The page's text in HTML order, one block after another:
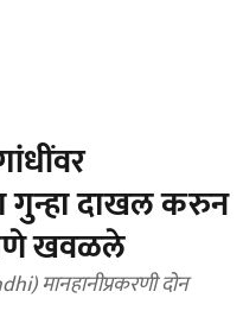
गुन्हा दाखल करुन
खवळले
मानहानीप्रकरणी दोन